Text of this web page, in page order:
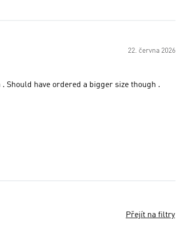
22. června 2026
Should have ordered a bigger size though .
Přejít na filtry